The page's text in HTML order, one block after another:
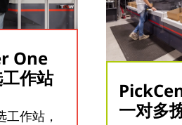
One
作站
工作站，
一对多